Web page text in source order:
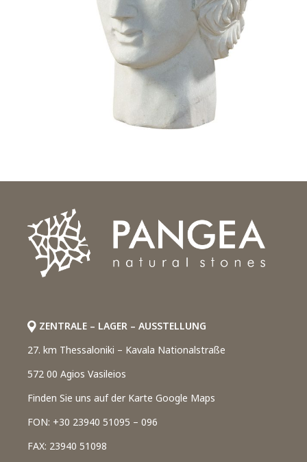
ZENTRALE – LAGER – AUSSTELLUNG
27. km Thessaloniki – Kavala Nationalstraße
572 00 Agios Vasileios
Finden Sie uns auf der Karte Google Maps
FON: +30 23940 51095 – 096
FAX: 23940 51098